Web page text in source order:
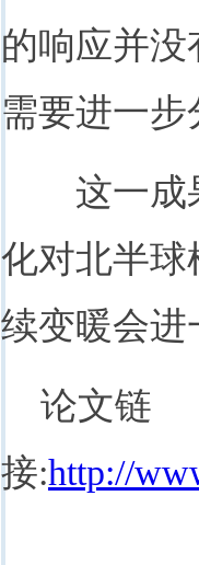
的响应并
需要进一步
这一成果
化对北半球
续变暖会进
论文链
接:http://